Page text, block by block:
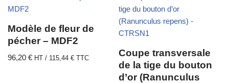
Modèle de fleur de
pécher – MDF2
96,20 € HT / 115,44 € TTC
Coupe transversale
de la tige du bouton
d’or (Ranunculus